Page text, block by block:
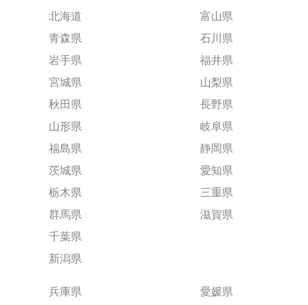
北海道
青森県
岩手県
宮城県
秋田県
山形県
福島県
茨城県
栃木県
群馬県
千葉県
新潟県
富山県
石川県
福井県
山梨県
長野県
岐阜県
静岡県
愛知県
三重県
滋賀県
兵庫県
愛媛県